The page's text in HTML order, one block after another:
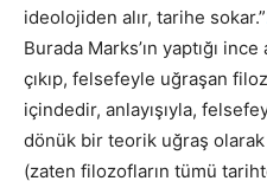
ideolojiden alır, tarihe sokar.”
Burada Marks’ın yaptığı
çıkıp, felsefeyle uğraşan
içindedir, anlayışıyla,
dönük bir teorik uğraş
(zaten filozofların tümü